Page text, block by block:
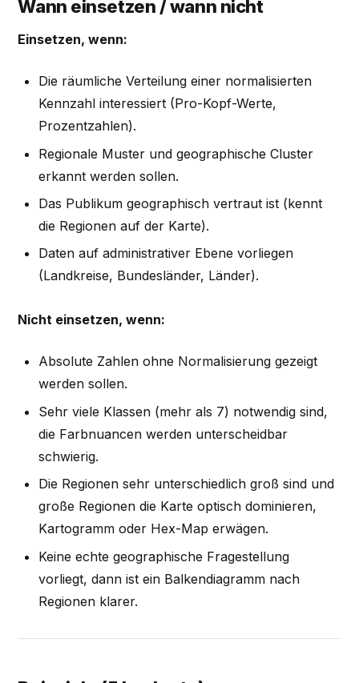
Wann einsetzen / wann nicht
Einsetzen, wenn:
Die räumliche Verteilung einer normalisierten
Kennzahl interessiert (Pro-Kopf-Werte,
Prozentzahlen).
Regionale Muster und geographische Cluster
erkannt werden sollen.
Das Publikum geographisch vertraut ist (kennt
die Regionen auf der Karte).
Daten auf administrativer Ebene vorliegen
(Landkreise, Bundesländer, Länder).
Nicht einsetzen, wenn:
Absolute Zahlen ohne Normalisierung gezeigt
werden sollen.
Sehr viele Klassen (mehr als 7) notwendig sind,
die Farbnuancen werden unterscheidbar
schwierig.
Die Regionen sehr unterschiedlich groß sind und
große Regionen die Karte optisch dominieren,
Kartogramm oder Hex-Map erwägen.
Keine echte geographische Fragestellung
vorliegt, dann ist ein Balkendiagramm nach
Regionen klarer.